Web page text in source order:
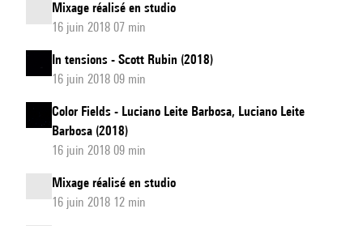
Mixage réalisé en studio
16 juin 2018 07 min
In tensions - Scott Rubin (2018)
16 juin 2018 09 min
Color Fields - Luciano Leite Barbosa, Luciano Leite
Barbosa (2018)
16 juin 2018 09 min
Mixage réalisé en studio
16 juin 2018 12 min